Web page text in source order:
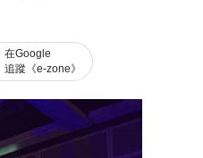
在Google
追蹤《e-zone》